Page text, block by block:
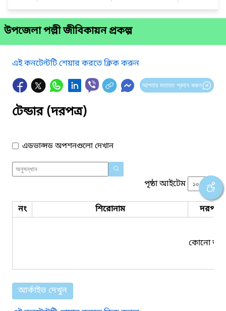
উপজেলা পল্লী জীবিকায়ন প্রকল্প
এই কনটেন্টটি শেয়ার করতে ক্লিক করুন
আপনার মতামত প্রদান করুন
টেন্ডার (দরপত্র)
এডভান্সড অপশনগুলো দেখান
পৃষ্ঠা আইটেম
নং শিরোনাম দরপত্র
কোনো তথ্য
আর্কাইভ দেখুন